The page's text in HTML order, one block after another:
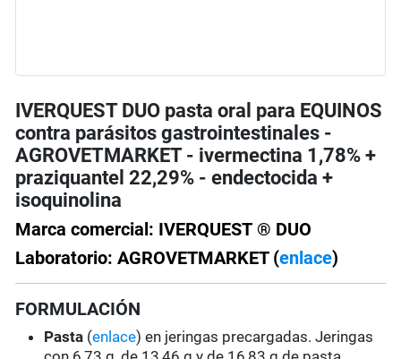
IVERQUEST DUO pasta oral para EQUINOS
contra parásitos gastrointestinales -
AGROVETMARKET - ivermectina 1,78% +
praziquantel 22,29% - endectocida +
isoquinolina
Marca comercial: IVERQUEST ® DUO
Laboratorio: AGROVETMARKET (enlace)
FORMULACIÓN
Pasta (enlace) en jeringas precargadas. Jeringas